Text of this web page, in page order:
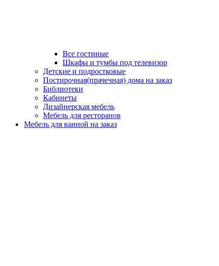
Все гостиные
Шкафы и тумбы под телевизор
Детские и подростковые
Постирочная(прачечная) дома на заказ
Библиотеки
Кабинеты
Дизайнерская мебель
Мебель для ресторанов
Мебель для ванной на заказ